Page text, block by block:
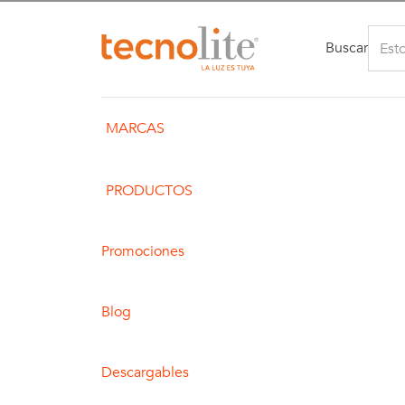
Buscar
MARCAS
PRODUCTOS
Promociones
Blog
Descargables